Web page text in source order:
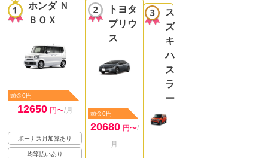
ホンダ Ｎ
ＢＯＸ
頭金0円
12650 円〜/月
ボーナス月加算あり
均等払いあり
トヨタ
プリウ
ス
頭金0円
20680 円〜/
月
ス
ズ
キ
ハ
ス
ラ
ー